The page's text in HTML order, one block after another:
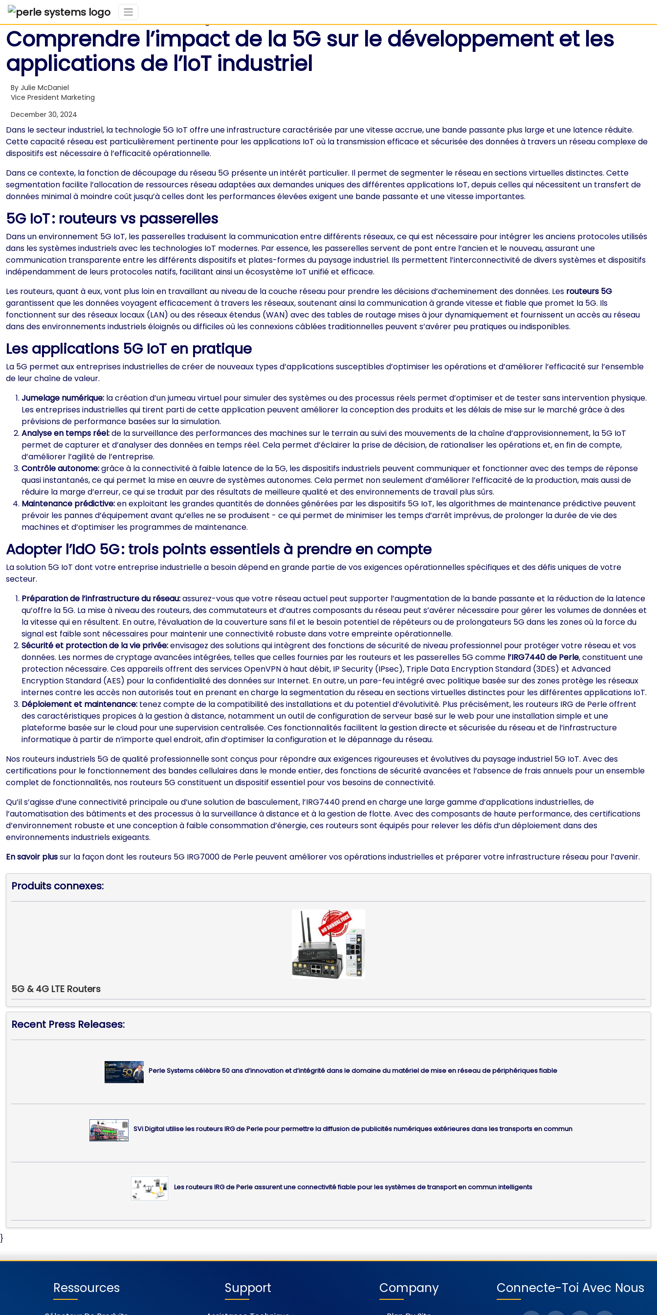
Comprendre l’impact de la 5G sur le développement et les
applications de l’IoT industriel
By Julie McDaniel
Vice President Marketing
December 30, 2024
Dans le secteur industriel, la technologie 5G IoT offre une infrastructure caractérisée par une vitesse accrue, une bande passante plus large et une latence réduite.
Cette capacité réseau est particulièrement pertinente pour les applications IoT où la transmission efficace et sécurisée des données à travers un réseau complexe de
dispositifs est nécessaire à l’efficacité opérationnelle.
Dans ce contexte, la fonction de découpage du réseau 5G présente un intérêt particulier. Il permet de segmenter le réseau en sections virtuelles distinctes. Cette
segmentation facilite l’allocation de ressources réseau adaptées aux demandes uniques des différentes applications IoT, depuis celles qui nécessitent un transfert de
données minimal à moindre coût jusqu’à celles dont les performances élevées exigent une bande passante et une vitesse importantes.
5G IoT : routeurs vs passerelles
Dans un environnement 5G IoT, les passerelles traduisent la communication entre différents réseaux, ce qui est nécessaire pour intégrer les anciens protocoles utilisés
dans les systèmes industriels avec les technologies IoT modernes. Par essence, les passerelles servent de pont entre l’ancien et le nouveau, assurant une
communication transparente entre les différents dispositifs et plates-formes du paysage industriel. Ils permettent l’interconnectivité de divers systèmes et dispositifs
indépendamment de leurs protocoles natifs, facilitant ainsi un écosystème IoT unifié et efficace.
Les routeurs, quant à eux, vont plus loin en travaillant au niveau de la couche réseau pour prendre les décisions d’acheminement des données. Les routeurs 5G
garantissent que les données voyagent efficacement à travers les réseaux, soutenant ainsi la communication à grande vitesse et fiable que promet la 5G. Ils
fonctionnent sur des réseaux locaux (LAN) ou des réseaux étendus (WAN) avec des tables de routage mises à jour dynamiquement et fournissent un accès au réseau
dans des environnements industriels éloignés ou difficiles où les connexions câblées traditionnelles peuvent s’avérer peu pratiques ou indisponibles.
Les applications 5G IoT en pratique
La 5G permet aux entreprises industrielles de créer de nouveaux types d’applications susceptibles d’optimiser les opérations et d’améliorer l’efficacité sur l’ensemble
de leur chaîne de valeur.
Jumelage numérique: la création d’un jumeau virtuel pour simuler des systèmes ou des processus réels permet d’optimiser et de tester sans intervention physique.
Les entreprises industrielles qui tirent parti de cette application peuvent améliorer la conception des produits et les délais de mise sur le marché grâce à des
prévisions de performance basées sur la simulation.
Analyse en temps réel:de la surveillance des performances des machines sur le terrain au suivi des mouvements de la chaîne d’approvisionnement, la 5G IoT
permet de capturer et d’analyser des données en temps réel. Cela permet d’éclairer la prise de décision, de rationaliser les opérations et, en fin de compte,
d’améliorer l’agilité de l’entreprise.
Contrôle autonome:grâce à la connectivité à faible latence de la 5G, les dispositifs industriels peuvent communiquer et fonctionner avec des temps de réponse
quasi instantanés, ce qui permet la mise en œuvre de systèmes autonomes. Cela permet non seulement d’améliorer l’efficacité de la production, mais aussi de
réduire la marge d’erreur, ce qui se traduit par des résultats de meilleure qualité et des environnements de travail plus sûrs.
Maintenance prédictive:en exploitant les grandes quantités de données générées par les dispositifs 5G IoT, les algorithmes de maintenance prédictive peuvent
prévoir les pannes d’équipement avant qu’elles ne se produisent - ce qui permet de minimiser les temps d’arrêt imprévus, de prolonger la durée de vie des
machines et d’optimiser les programmes de maintenance.
Adopter l’IdO 5G : trois points essentiels à prendre en compte
La solution 5G IoT dont votre entreprise industrielle a besoin dépend en grande partie de vos exigences opérationnelles spécifiques et des défis uniques de votre
secteur.
Préparation de l’infrastructure du réseau:assurez-vous que votre réseau actuel peut supporter l’augmentation de la bande passante et la réduction de la latence
qu’offre la 5G. La mise à niveau des routeurs, des commutateurs et d’autres composants du réseau peut s’avérer nécessaire pour gérer les volumes de données et
la vitesse qui en résultent. En outre, l’évaluation de la couverture sans fil et le besoin potentiel de répéteurs ou de prolongateurs 5G dans les zones où la force du
signal est faible sont nécessaires pour maintenir une connectivité robuste dans votre empreinte opérationnelle.
Sécurité et protection de la vie privée:envisagez des solutions qui intègrent des fonctions de sécurité de niveau professionnel pour protéger votre réseau et vos
données. Les normes de cryptage avancées intégrées, telles que celles fournies par les routeurs et les passerelles 5G comme l’IRG7440 de Perle, constituent une
protection nécessaire. Ces appareils offrent des services OpenVPN à haut débit, IP Security (IPsec), Triple Data Encryption Standard (3DES) et Advanced
Encryption Standard (AES) pour la confidentialité des données sur Internet. En outre, un pare-feu intégré avec politique basée sur des zones protège les réseaux
internes contre les accès non autorisés tout en prenant en charge la segmentation du réseau en sections virtuelles distinctes pour les différentes applications IoT.
Déploiement et maintenance: tenez compte de la compatibilité des installations et du potentiel d’évolutivité. Plus précisément, les routeurs IRG de Perle offrent
des caractéristiques propices à la gestion à distance, notamment un outil de configuration de serveur basé sur le web pour une installation simple et une
plateforme basée sur le cloud pour une supervision centralisée. Ces fonctionnalités facilitent la gestion directe et sécurisée du réseau et de l’infrastructure
informatique à partir de n’importe quel endroit, afin d’optimiser la configuration et le dépannage du réseau.
Nos routeurs industriels 5G de qualité professionnelle sont conçus pour répondre aux exigences rigoureuses et évolutives du paysage industriel 5G IoT. Avec des
certifications pour le fonctionnement des bandes cellulaires dans le monde entier, des fonctions de sécurité avancées et l’absence de frais annuels pour un ensemble
complet de fonctionnalités, nos routeurs 5G constituent un dispositif essentiel pour vos besoins de connectivité.
Qu’il s’agisse d’une connectivité principale ou d’une solution de basculement, l’IRG7440 prend en charge une large gamme d’applications industrielles, de
l’automatisation des bâtiments et des processus à la surveillance à distance et à la gestion de flotte. Avec des composants de haute performance, des certifications
d’environnement robuste et une conception à faible consommation d’énergie, ces routeurs sont équipés pour relever les défis d’un déploiement dans des
environnements industriels exigeants.
En savoir plussur la façon dont les routeurs 5G IRG7000 de Perle peuvent améliorer vos opérations industrielles et préparer votre infrastructure réseau pour l’avenir.
Produits connexes:
5G & 4G LTE Routers
Recent Press Releases:
Perle Systems célèbre 50 ans d’innovation et d’intégrité dans le domaine du matériel de mise en réseau de périphériques fiable
SVi Digital utilise les routeurs IRG de Perle pour permettre la diffusion de publicités numériques extérieures dans les transports en commun
Les routeurs IRG de Perle assurent une connectivité fiable pour les systèmes de transport en commun intelligents
}
Ressources Support Company Connecte-Toi Avec Nous